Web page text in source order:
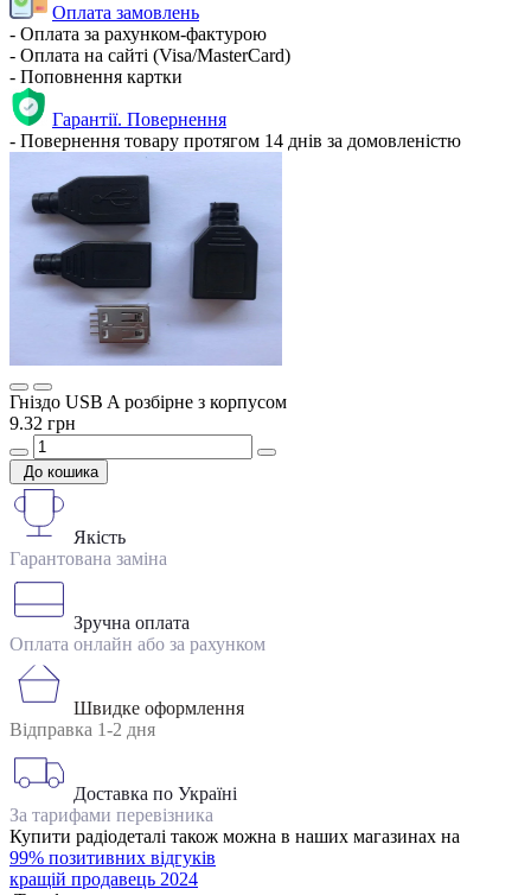
Оплата замовлень
- Оплата за рахунком-фактурою
- Оплата на сайті (Visa/MasterCard)
- Поповнення картки
Гарантії. Повернення
- Повернення товару протягом 14 днів за домовленістю
Гніздо USB A розбірне з корпусом
9.32 грн
До кошика
Якість
Гарантована заміна
Зручна оплата
Оплата онлайн або за рахунком
Швидке оформлення
Відправка 1-2 дня
Доставка по Україні
За тарифами перевізника
Купити радіодеталі також можна в наших магазинах на
99% позитивних відгуків
кращій продавець 2024